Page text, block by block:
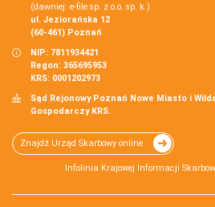
(dawniej: e-file sp. z o.o. sp. k.)
ul. Jeziorańska 12
(60-461) Poznań
NIP: 7811934421
Regon: 365695953
KRS: 0001202973
Sąd Rejonowy Poznań Nowe Miasto i
Gospodarczy KRS.
Znajdź Urząd Skarbowy online
Infolinia Krajowej Informacji